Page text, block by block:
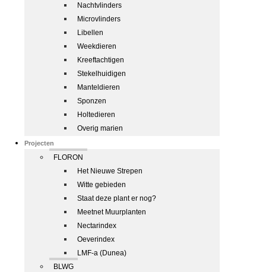
Nachtvlinders
Microvlinders
Libellen
Weekdieren
Kreeftachtigen
Stekelhuidigen
Manteldieren
Sponzen
Holtedieren
Overig marien
Projecten
FLORON
Het Nieuwe Strepen
Witte gebieden
Staat deze plant er nog?
Meetnet Muurplanten
Nectarindex
Oeverindex
LMF-a (Dunea)
BLWG